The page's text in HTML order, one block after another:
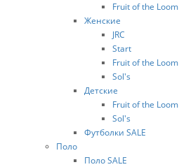
Fruit of the Loom
Женские
JRC
Start
Fruit of the Loom
Sol's
Детские
Fruit of the Loom
Sol's
Футболки SALE
Поло
Поло SALE